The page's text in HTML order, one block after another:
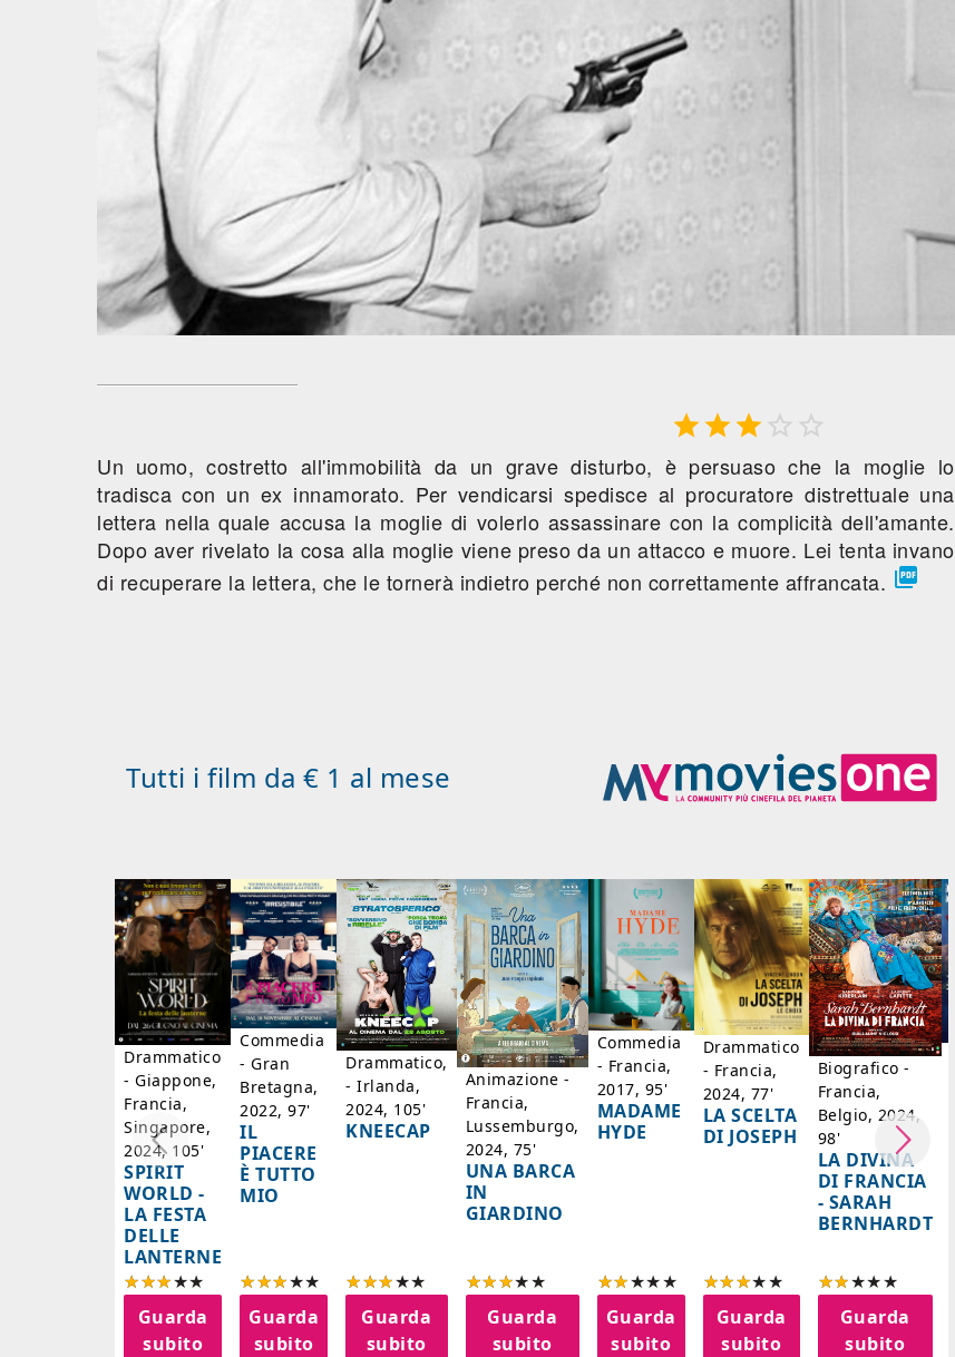
  
Un uomo, costretto all'immobilità da un grave disturbo, è persuaso che la moglie lo
tradisca con un ex innamorato. Per vendicarsi spedisce al procuratore distrettuale una
lettera nella quale accusa la moglie di volerlo assassinare con la complicità dell'amante.
Dopo aver rivelato la cosa alla moglie viene preso da un attacco e muore. Lei tenta invano
di recuperare la lettera, che le tornerà indietro perché non correttamente affrancata. 
Tutti i film da € 1 al mese
Drammatico
- Giappone,
Francia,
Singapore,
2024, 105'
SPIRIT
WORLD -
LA FESTA
DELLE
LANTERNE
Guarda
subito
Commedia
- Gran
Bretagna,
2022, 97'
IL
PIACERE
È TUTTO
MIO
Guarda
subito
Drammatico,
- Irlanda,
2024, 105'
KNEECAP
Guarda
subito
Animazione -
Francia,
Lussemburgo,
2024, 75'
UNA BARCA
IN
GIARDINO
Guarda
subito
Commedia
- Francia,
2017, 95'
MADAME
HYDE
Guarda
subito
Drammatico
- Francia,
2024, 77'
LA SCELTA
DI JOSEPH
Guarda
subito
Biografico -
Francia,
Belgio, 2024,
98'
LA DIVINA
DI FRANCIA
- SARAH
BERNHARDT
Guarda
subito